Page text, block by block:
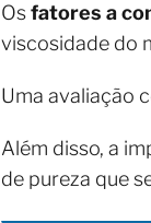
Osfatores a
viscosidade do
Uma avaliação
Além disso, a
de pureza que